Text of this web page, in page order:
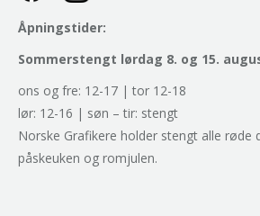
Åpningstider:
Sommerstengt lørdag 8. og 15.
ons og fre: 12-17 | tor 12-18
lør: 12-16 | søn – tir: stengt
Norske Grafikere holder stengt alle røde
påskeuken og romjulen.